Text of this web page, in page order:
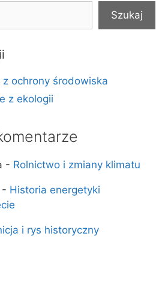
Szukaj
ochrony środowiska
z ekologii
- Rolnictwo i zmiany klimatu
- Historia energetyki
i rys historyczny